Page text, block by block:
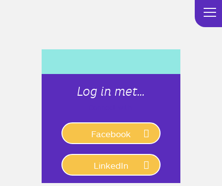
Log in met…
Facebook
LinkedIn